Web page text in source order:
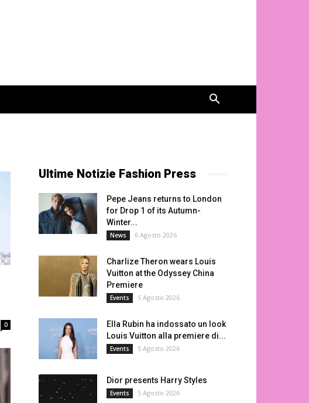
0
Ultime Notizie Fashion Press
Pepe Jeans returns to London
for Drop 1 of its Autumn-
Winter...
News 6 Agosto 2026
Charlize Theron wears Louis
Vuitton at the Odyssey China
Premiere
Events 5 Agosto 2026
Ella Rubin ha indossato un look
Louis Vuitton alla premiere di...
Events 5 Agosto 2026
Dior presents Harry Styles
Events 5 Agosto 2026